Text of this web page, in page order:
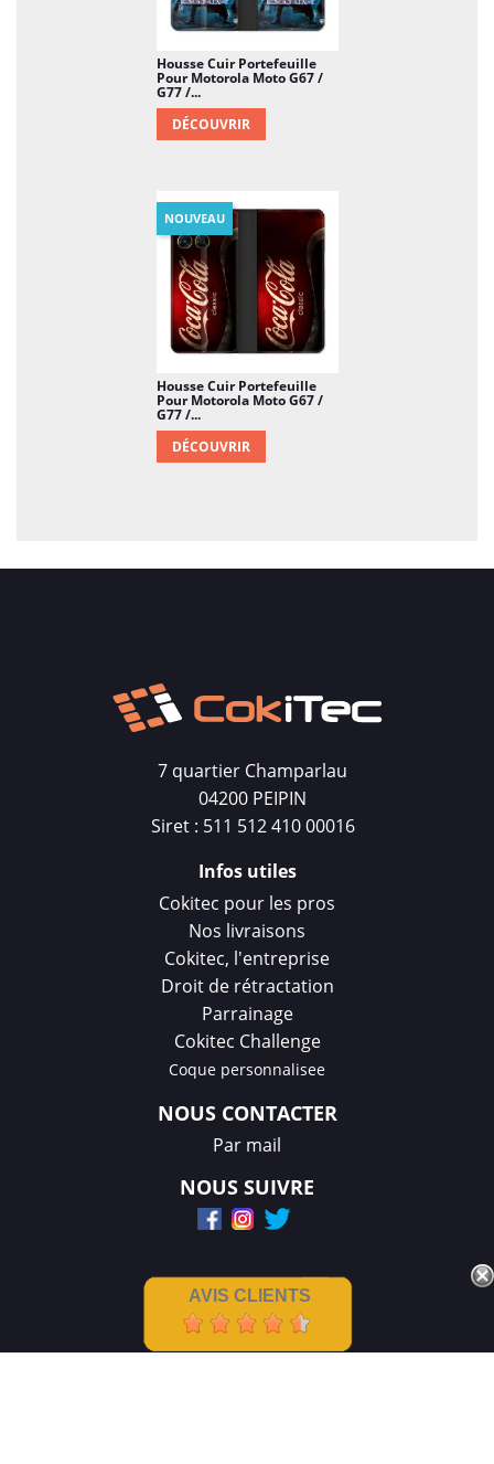
Housse Cuir Portefeuille
Pour Motorola Moto G67 /
G77 /...
DÉCOUVRIR
Housse Cuir Portefeuille
Pour Motorola Moto G67 /
G77 /...
DÉCOUVRIR
NOUVEAU
7 quartier Champarlau
04200 PEIPIN
Siret : 511 512 410 00016
Infos utiles
Cokitec pour les pros
Nos livraisons
Cokitec, l'entreprise
Droit de rétractation
Parrainage
Cokitec Challenge
Coque personnalisee
NOUS CONTACTER
Par mail
NOUS SUIVRE
AVIS CLIENTS